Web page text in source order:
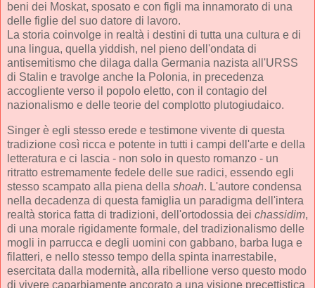
beni dei Moskat, sposato e con figli ma innamorato di una
delle figlie del suo datore di lavoro.
La storia coinvolge in realtà i destini di tutta una cultura e di
una lingua, quella yiddish, nel pieno dell'ondata di
antisemitismo che dilaga dalla Germania nazista all'URSS
di Stalin e travolge anche la Polonia, in precedenza
accogliente verso il popolo eletto, con il contagio del
nazionalismo e delle teorie del complotto plutogiudaico.
Singer è egli stesso erede e testimone vivente di questa
tradizione così ricca e potente in tutti i campi dell'arte e della
letteratura e ci lascia - non solo in questo romanzo - un
ritratto estremamente fedele delle sue radici, essendo egli
stesso scampato alla piena della shoah. L'autore condensa
nella decadenza di questa famiglia un paradigma dell'intera
realtà storica fatta di tradizioni, dell'ortodossia dei chassidim,
di una morale rigidamente formale, del tradizionalismo delle
mogli in parrucca e degli uomini con gabbano, barba luga e
filatteri, e nello stesso tempo della spinta inarrestabile,
esercitata dalla modernità, alla ribellione verso questo modo
di vivere caparbiamente ancorato a una visione precettistica